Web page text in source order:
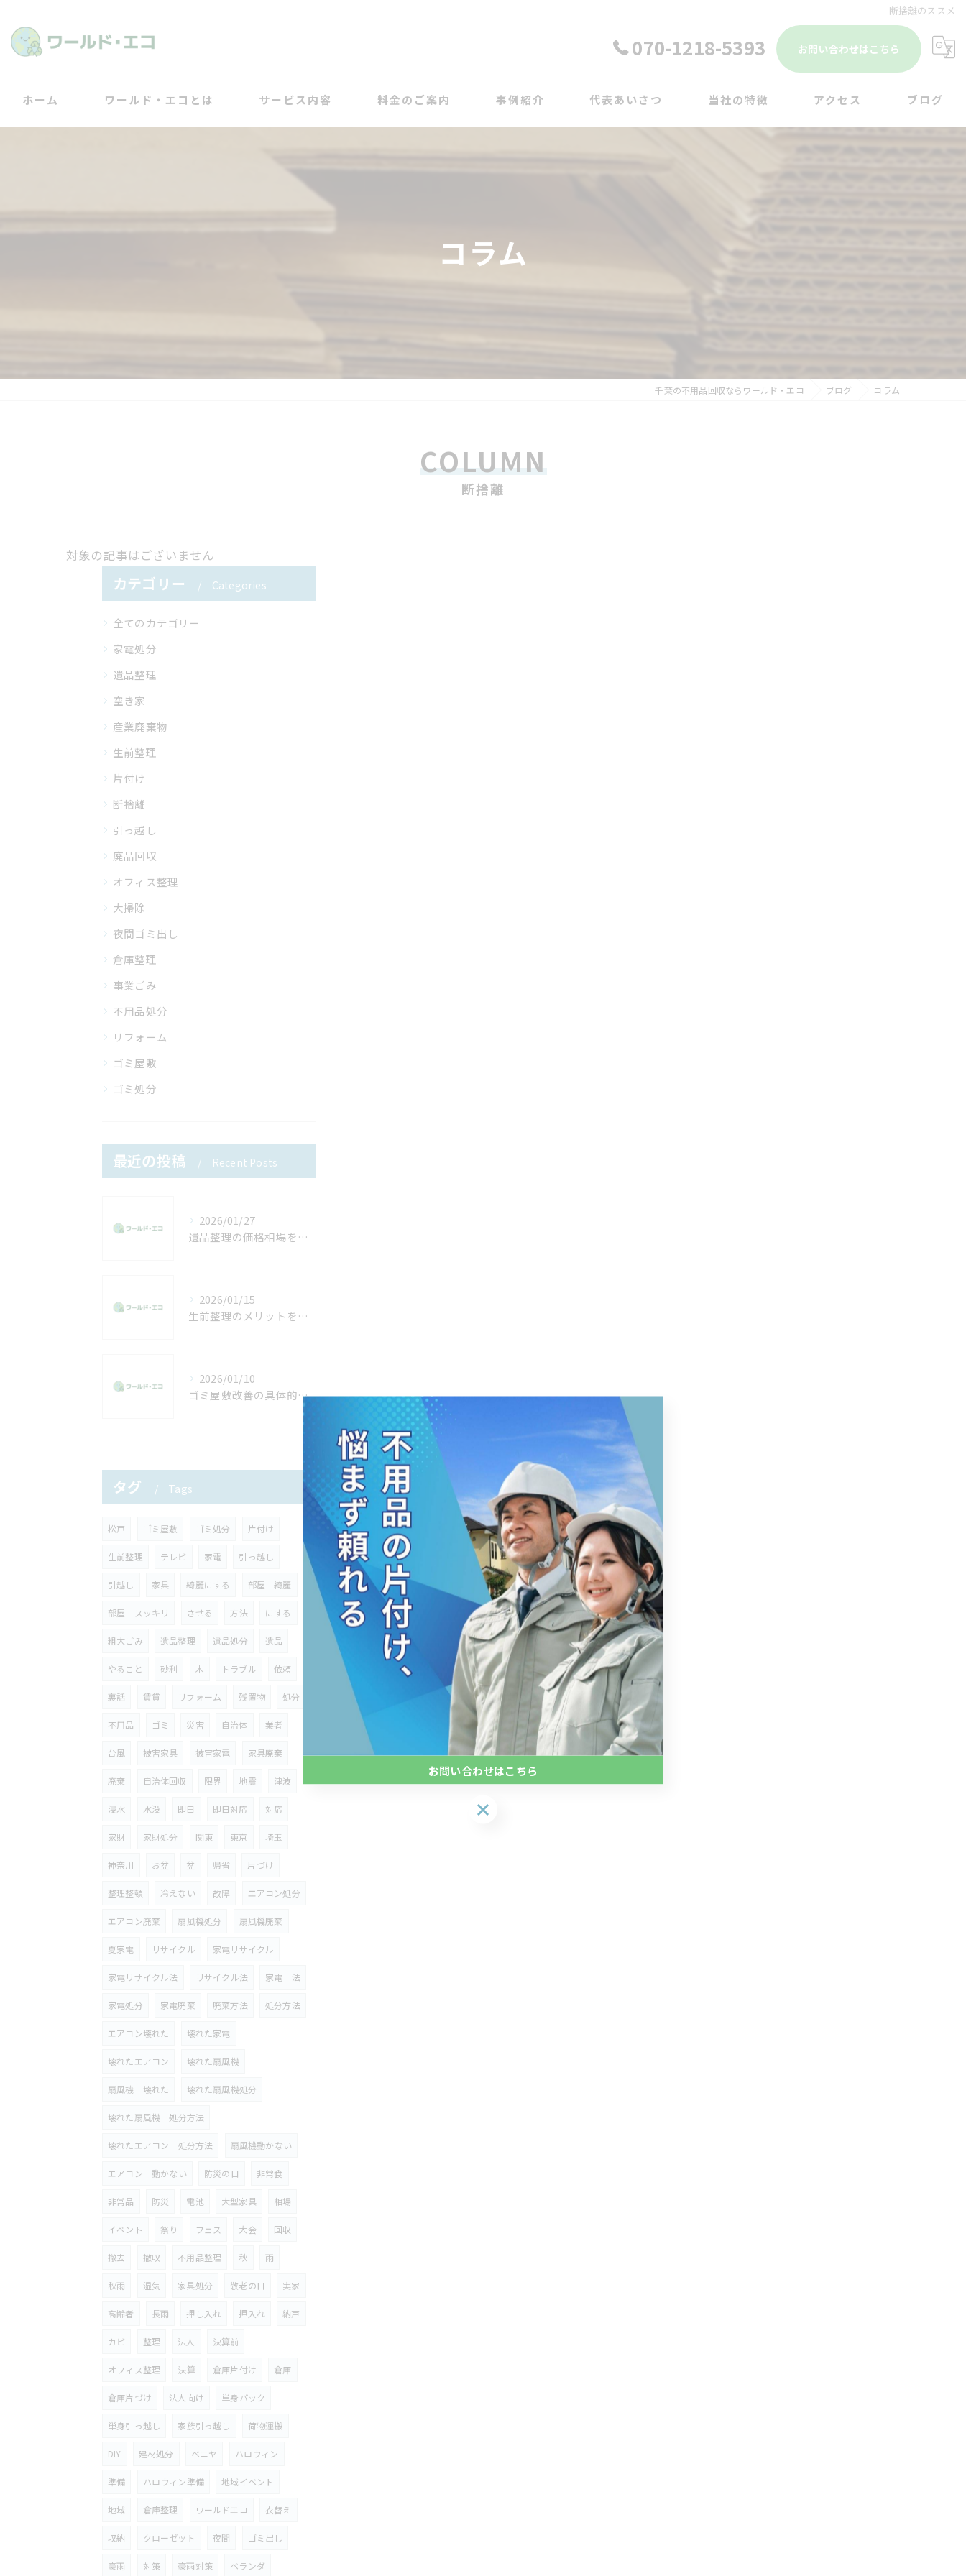
断捨離のススメ
070-1218-5393 お問い合わせはこちら
ホーム ワールド・エコとは サービス内容 料金のご案内 事例紹介 代表あいさつ 当社の特徴 アクセス ブログ
コラム
千葉の不用品回収ならワールド・エコ ブログ コラム
COLUMN
断捨離
対象の記事はございません
カテゴリー Categories
全てのカテゴリー
家電処分
遺品整理
空き家
産業廃棄物
生前整理
片付け
断捨離
引っ越し
廃品回収
オフィス整理
大掃除
夜間ゴミ出し
倉庫整理
事業ごみ
不用品処分
リフォーム
ゴミ屋敷
ゴミ処分
最近の投稿 Recent Posts
2026/01/27
遺品整理の価格相場を知って費用を抑える安心ポイントと具体策
2026/01/15
生前整理のメリットを迷う方へ家族と自分に優しい進め方と効果的な活用法
2026/01/10
ゴミ屋敷改善の具体的な手順と心も軽くなる片付け習慣の作り方
タグ Tags
松戸 ゴミ屋敷 ゴミ処分 片付け
生前整理 テレビ 家電 引っ越し
引越し 家具 綺麗にする 部屋 綺麗
部屋 スッキリ させる 方法 にする
粗大ごみ 遺品整理 遺品処分 遺品
やること 砂利 木 トラブル 依頼
裏話 賃貸 リフォーム 残置物 処分
不用品 ゴミ 災害 自治体 業者
台風 被害家具 被害家電 家具廃棄
廃棄 自治体回収 限界 地震 津波
浸水 水没 即日 即日対応 対応
家財 家財処分 関東 東京 埼玉
神奈川 お盆 盆 帰省 片づけ
整理整頓 冷えない 故障 エアコン処分
エアコン廃棄 扇風機処分 扇風機廃棄
夏家電 リサイクル 家電リサイクル
家電リサイクル法 リサイクル法 家電 法
家電処分 家電廃棄 廃棄方法 処分方法
エアコン壊れた 壊れた家電
壊れたエアコン 壊れた扇風機
扇風機 壊れた 壊れた扇風機処分
壊れた扇風機 処分方法
壊れたエアコン 処分方法 扇風機動かない
エアコン 動かない 防災の日 非常食
非常品 防災 電池 大型家具 相場
イベント 祭り フェス 大会 回収
撤去 撤収 不用品整理 秋 雨
秋雨 湿気 家具処分 敬老の日 実家
高齢者 長雨 押し入れ 押入れ 納戸
カビ 整理 法人 決算前
オフィス整理 決算 倉庫片付け 倉庫
倉庫片づけ 法人向け 単身パック
単身引っ越し 家族引っ越し 荷物運搬
DIY 建材処分 ベニヤ ハロウィン
準備 ハロウィン準備 地域イベント
地域 倉庫整理 ワールドエコ 衣替え
収納 クローゼット 夜間 ゴミ出し
豪雨 対策 豪雨対策 ベランダ
お問い合わせはこちら
お問い合わせはこちら